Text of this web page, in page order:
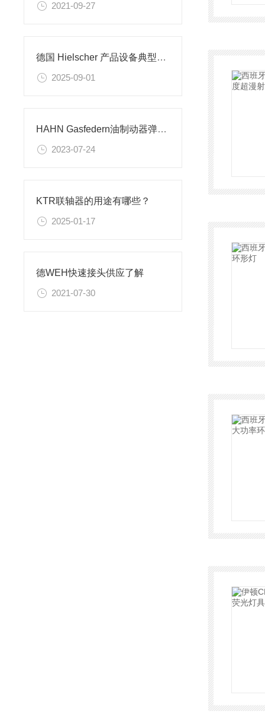
2021-09-27
德国 Hielscher 产品设备典型应用场景技术分享
2025-09-01
HAHN Gasfedern油制动器弹簧介绍
2023-07-24
KTR联轴器的用途有哪些？
2025-01-17
德WEH快速接头供应了解
2021-07-30